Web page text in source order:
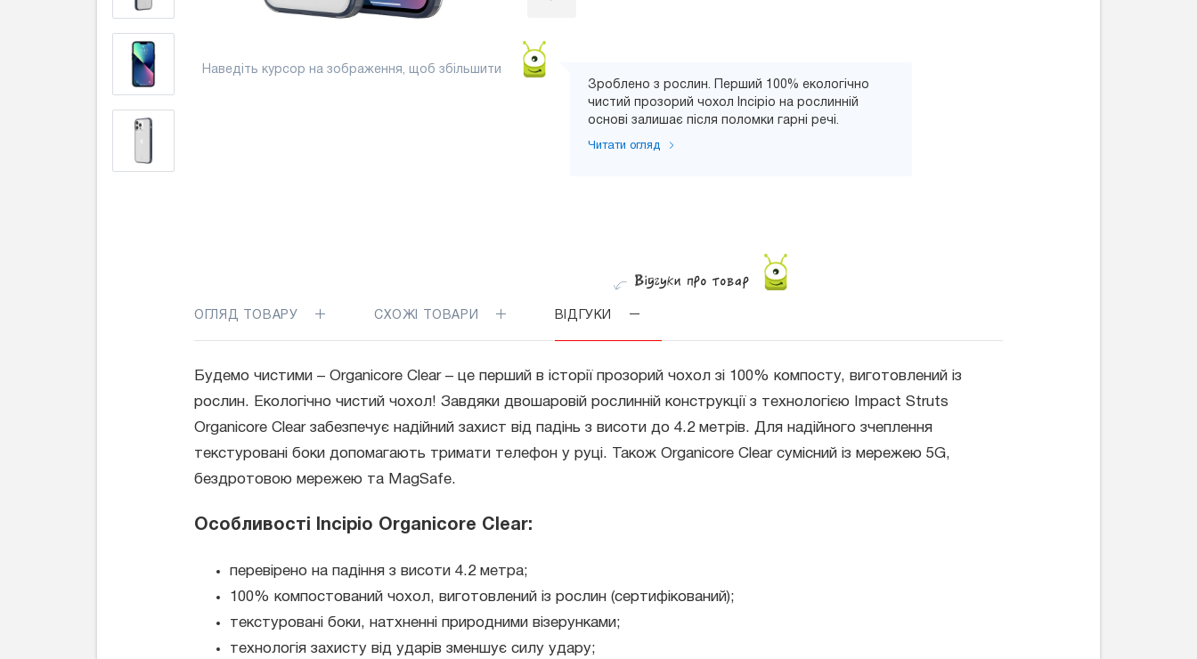
Наведіть курсор на зображення, щоб збільшити
Зроблено з рослин. Перший 100% екологічно
чистий прозорий чохол Incipio на рослинній
основі залишає після поломки гарні речі.
Читати огляд
ОГЛЯД ТОВАРУ СХОЖІ ТОВАРИ ВІДГУКИ
Будемо чистими – Organicore Clear – це перший в історії прозорий чохол зі 100% компосту, виготовлений із
рослин. Екологічно чистий чохол! Завдяки двошаровій рослинній конструкції з технологією Impact Struts
Organicore Clear забезпечує надійний захист від падінь з висоти до 4.2 метрів. Для надійного зчеплення
текстуровані боки допомагають тримати телефон у руці. Також Organicore Clear сумісний із мережею 5G,
бездротовою мережею та MagSafe.
Особливості Incipio Organicore Clear:
перевірено на падіння з висоти 4.2 метра;
100% компостований чохол, виготовлений із рослин (сертифікований);
текстуровані боки, натхненні природними візерунками;
технологія захисту від ударів зменшує силу удару;